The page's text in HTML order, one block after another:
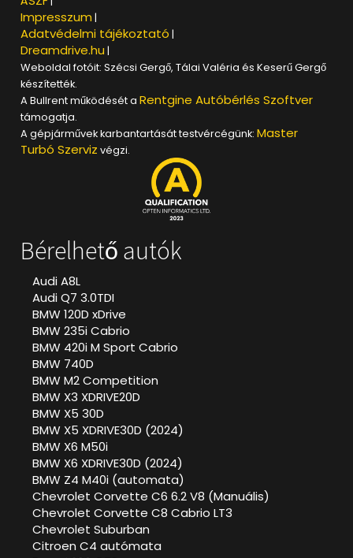
Impresszum |
Adatvédelmi tájékoztató |
Dreamdrive.hu |
Weboldal fotóit: Szécsi Gergő, Tálai Valéria és Keserű Gergő
készítették.
A Bullrent működését aRentgine Autóbérlés Szoftver
támogatja.
A gépjárművek karbantartását testvércégünk:Master
Turbó Szerviz végzi.
Bérelhető autók
Audi A8L
Audi Q7 3.0TDI
BMW 120D xDrive
BMW 235i Cabrio
BMW 420i M Sport Cabrio
BMW 740D
BMW M2 Competition
BMW X3 XDRIVE20D
BMW X5 30D
BMW X5 XDRIVE30D (2024)
BMW X6 M50i
BMW X6 XDRIVE30D (2024)
BMW Z4 M40i (automata)
Chevrolet Corvette C6 6.2 V8 (Manuális)
Chevrolet Corvette C8 Cabrio LT3
Chevrolet Suburban
Citroen C4 autómata